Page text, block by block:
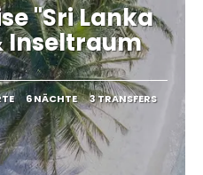
"Sri Lanka
Inseltraum
6 NÄCHTE 3 TRANSFERS